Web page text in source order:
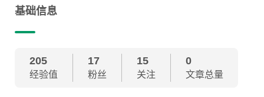
基础信息
205
经验值
17
粉丝
15
关注
0
文章总量